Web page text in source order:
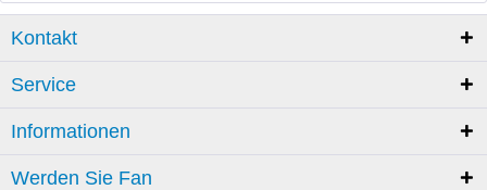
Kontakt
Service
Informationen
Werden Sie Fan